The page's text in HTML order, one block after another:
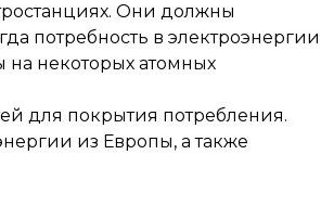
Они должны
потребность в электроэнергии
некоторых атомных
для покрытия потребления.
из Европы, а также